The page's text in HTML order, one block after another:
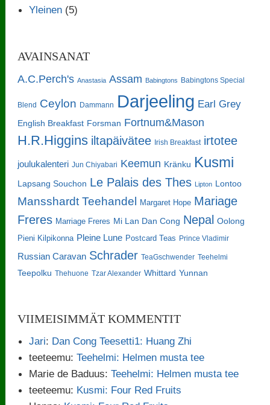
Yleinen (5)
AVAINSANAT
A.C.Perch's Anastasia Assam Babingtons Babingtons Special
Blend Ceylon Dammann Darjeeling Earl Grey
English Breakfast Forsman Fortnum&Mason
H.R.Higgins iltapäivätee Irish Breakfast irtotee
joulukalenteri Jun Chiyabari Keemun Kränku Kusmi
Lapsang Souchon Le Palais des Thes Lipton Lontoo
Mansshardt Teehandel Margaret Hope Mariage
Freres Marriage Freres Mi Lan Dan Cong Nepal Oolong
Pieni Kilpikonna Pleine Lune Postcard Teas Prince Vladimir
Russian Caravan Schrader TeaGschwender Teehelmi
Teepolku Thehuone Tzar Alexander Whittard Yunnan
VIIMEISIMMÄT KOMMENTIT
Jari: Dan Cong Teesetti1: Huang Zhi
teeteemu:Teehelmi: Helmen musta tee
Marie de Baduus:Teehelmi: Helmen musta tee
teeteemu: Kusmi: Four Red Fruits